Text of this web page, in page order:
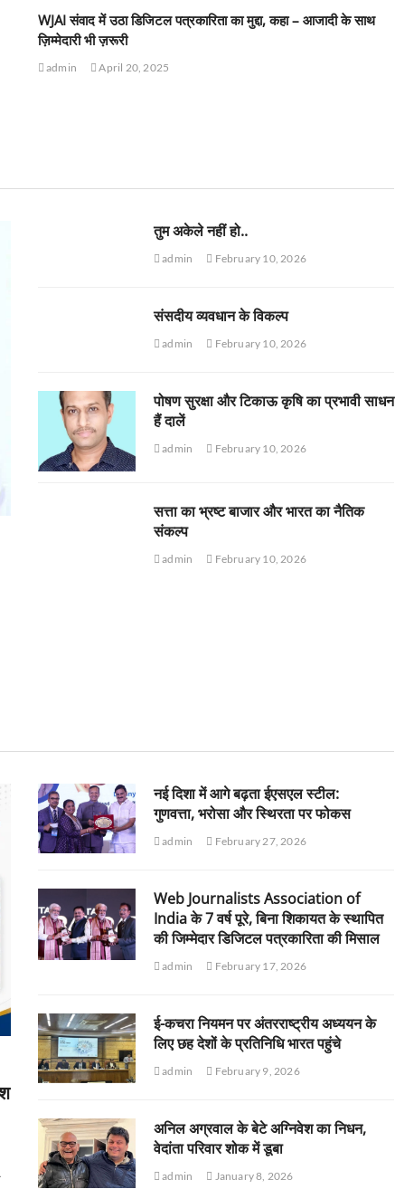
WJAI संवाद में उठा डिजिटल पत्रकारिता का मुद्दा, कहा – आजादी के साथ
ज़िम्मेदारी भी ज़रूरी
admin April 20, 2025
तुम अकेले नहीं हो..
admin February 10, 2026
संसदीय व्यवधान के विकल्प
admin February 10, 2026
पोषण सुरक्षा और टिकाऊ कृषि का प्रभावी साधन
हैं दालें
admin February 10, 2026
सत्ता का भ्रष्ट बाजार और भारत का नैतिक
संकल्प
admin February 10, 2026
नई दिशा में आगे बढ़ता ईएसएल स्टील:
गुणवत्ता, भरोसा और स्थिरता पर फोकस
admin February 27, 2026
Web Journalists Association of
India के 7 वर्ष पूरे, बिना शिकायत के स्थापित
की जिम्मेदार डिजिटल पत्रकारिता की मिसाल
admin February 17, 2026
ई-कचरा नियमन पर अंतरराष्ट्रीय अध्ययन के
लिए छह देशों के प्रतिनिधि भारत पहुंचे
admin February 9, 2026
अनिल अग्रवाल के बेटे अग्निवेश का निधन,
वेदांता परिवार शोक में डूबा
admin January 8, 2026